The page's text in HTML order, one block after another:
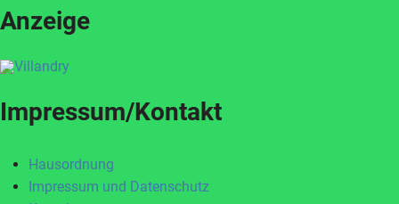
Anzeige
Impressum/Kontakt
Hausordnung
Impressum und Datenschutz